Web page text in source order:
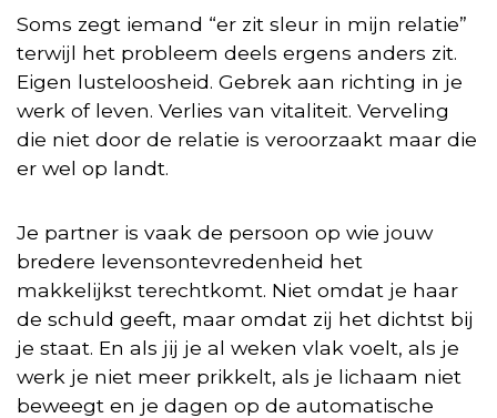
Soms zegt iemand “er zit sleur in mijn relatie”
terwijl het probleem deels ergens anders zit.
Eigen lusteloosheid. Gebrek aan richting in je
werk of leven. Verlies van vitaliteit. Verveling
die niet door de relatie is veroorzaakt maar die
er wel op landt.
Je partner is vaak de persoon op wie jouw
bredere levensontevredenheid het
makkelijkst terechtkomt. Niet omdat je haar
de schuld geeft, maar omdat zij het dichtst bij
je staat. En als jij je al weken vlak voelt, als je
werk je niet meer prikkelt, als je lichaam niet
beweegt en je dagen op de automatische